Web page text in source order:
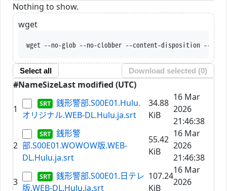
Nothing to show.
wget
wget --no-glob --no-clobber --content-disposition --trust-server-
Select all Download selected (0)
#NameSizeLast modified (UTC)
1
銭形警部.S00E01.Hulu.
オリジナル.WEB-DL.Hulu.ja.srt
34.88
KiB
16 Mar
2026
21:46:38
2
銭形警
部.S00E01.WOWOW版.WEB-
DL.Hulu.ja.srt
55.42
KiB
16 Mar
2026
21:46:38
3
銭形警部.S00E01.日テレ
版.WEB-DL.Hulu.ja.srt
107.24
KiB
16 Mar
2026